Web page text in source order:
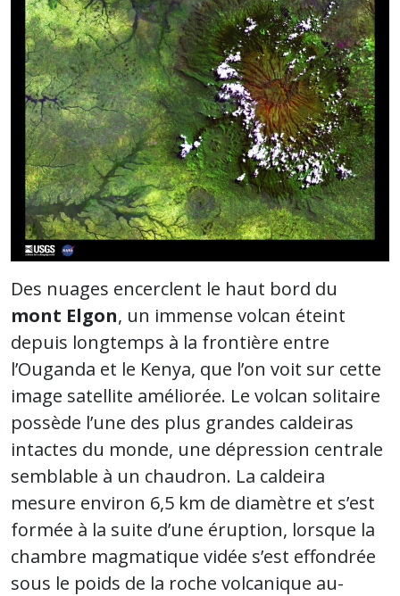
Des nuages encerclent le haut bord du
mont Elgon, un immense volcan éteint
depuis longtemps à la frontière entre
l’Ouganda et le Kenya, que l’on voit sur cette
image satellite améliorée. Le volcan solitaire
possède l’une des plus grandes caldeiras
intactes du monde, une dépression centrale
semblable à un chaudron. La caldeira
mesure environ 6,5 km de diamètre et s’est
formée à la suite d’une éruption, lorsque la
chambre magmatique vidée s’est effondrée
sous le poids de la roche volcanique au-